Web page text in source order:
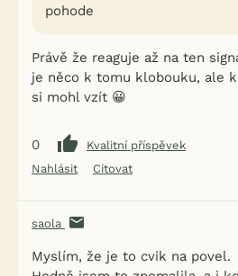
pohode
Právě že reaguje až na ten
je něco k tomu klobouku, ale
si mohl vzít 😀
0
Kvalitní příspěvek
Nahlásit
Citovat
saola
Myslím, že je to cvik na povel.